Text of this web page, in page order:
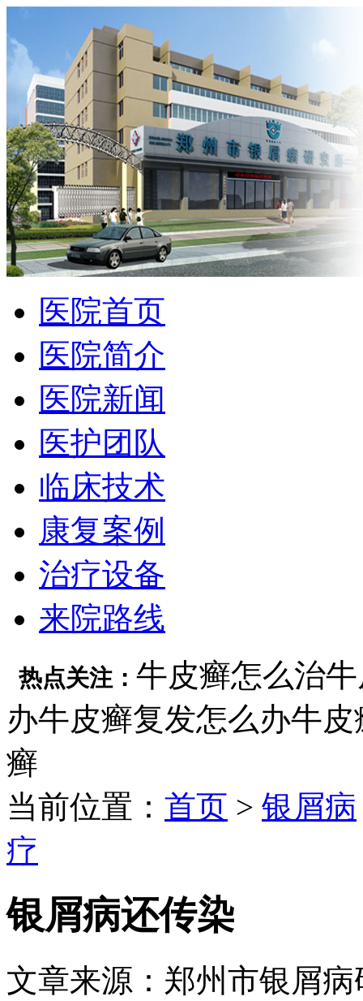
医院首页
医院简介
医院新闻
医护团队
临床技术
康复案例
治疗设备
来院路线
热点关注： 牛皮癣怎么治
办牛皮癣复发怎么办牛皮
癣
当前位置： 首页 > 银屑病
疗
银屑病还传染
文章来源：郑州市银屑